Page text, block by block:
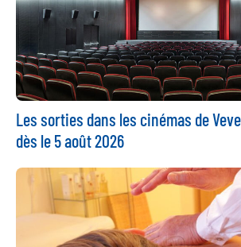
Les sorties dans les cinémas de
dès le 5 août 2026